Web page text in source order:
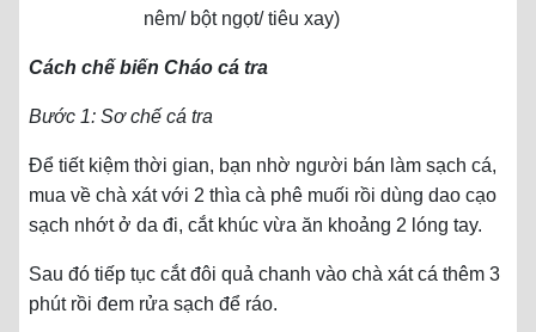
nêm/ bột ngọt/ tiêu xay)
Cách chế biến Cháo cá tra
Bước 1: Sơ chế cá tra
Để tiết kiệm thời gian, bạn nhờ người bán làm sạch cá,
mua về chà xát với 2 thìa cà phê muối rồi dùng dao cạo
sạch nhớt ở da đi, cắt khúc vừa ăn khoảng 2 lóng tay.
Sau đó tiếp tục cắt đôi quả chanh vào chà xát cá thêm 3
phút rồi đem rửa sạch để ráo.